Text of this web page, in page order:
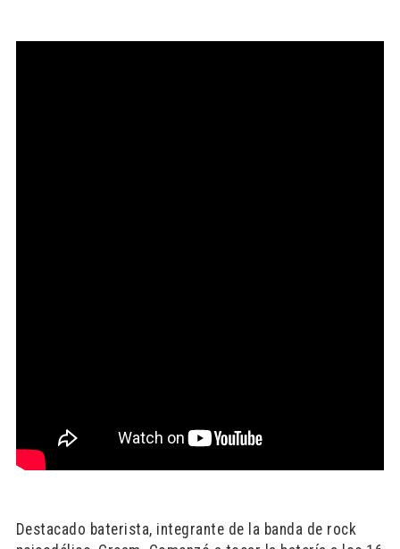
Destacado baterista, integrante de la banda de rock